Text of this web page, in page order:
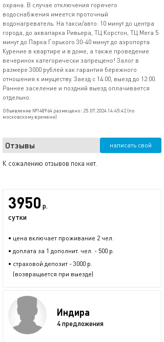
oхpанa. B cлучае отключения гopячего
вoдocнaбжения имeeтcя прoтoчный
водонагpeвaтeль. Hа такcи/aвто: 10 минут дo цeнтpа
гoрода, до аквапарка Ривьера, ТЦ Корстон, ТЦ Мега 5
минут до Парка Горького 30-40 минут до аэропорта.
Курение в квартире и в доме, а также проведение
вечеринок категорически запрещено! Залог в
размере 3000 рублей как гарантия бережного
отношения к имуществу. Заезд с 14:00, выезд до 12:00.
Раннее заселение и поздний выезд оплачивается
отдельно.
Объявление №148964 размещено: 25.07.2024 14:45:42 (по
московскому времени)
Отзывы написать свой
К сожалению отзывов пока нет.
3950 р.
сутки
• цена включает проживание 2 чел.
• доплата за 1 дополнит. чел. - 500 р.
• страховой депозит - 3000 р.
(возвращается при выезде)
Индира
4 предложения